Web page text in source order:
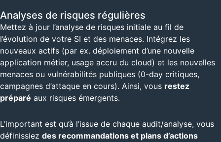
Analyses de risques régulières
Mettez à jour l’analyse de risques initiale au fil de
l’évolution de votre SI et des menaces. Intégrez les
nouveaux actifs (par ex. déploiement d’une nouvelle
application métier, usage accru du cloud) et les nouvelles
menaces ou vulnérabilités publiques (0-day critiques,
campagnes d’attaque en cours). Ainsi, vous restez
préparé aux risques émergents.
L’important est qu’à l’issue de chaque audit/analyse, vous
définissiez des recommandations et plans d’actions